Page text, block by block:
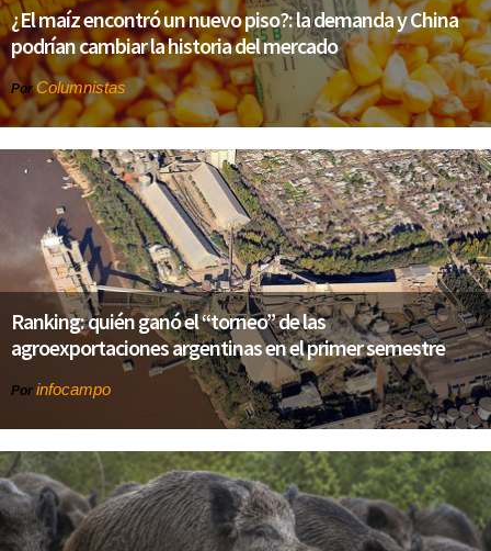
¿El maíz encontró un nuevo piso?: la demanda y China
podrían cambiar la historia del mercado
PorColumnistas
Ranking: quién ganó el “torneo” de las
agroexportaciones argentinas en el primer semestre
Por infocampo